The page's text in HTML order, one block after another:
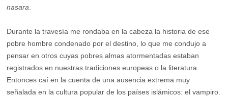
nasara
Durante la travesía me rondaba en la cabeza la historia de ese
pobre hombre condenado por el destino, lo que me condujo a
pensar en otros cuyas pobres almas atormentadas estaban
registrados en nuestras tradiciones europeas o la literatura.
Entonces caí en la cuenta de una ausencia extrema muy
señalada en la cultura popular de los países islámicos: el vampiro.